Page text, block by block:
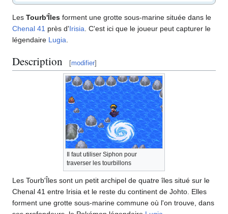
Les Tourb'Îles forment une grotte sous-marine située dans le
Chenal 41 près d'Irisia . C'est ici que le joueur peut capturer le
légendaire Lugia
Description [modifier]
Il faut utiliser Siphon pour
traverser les tourbillons
Les Tourb'Îles sont un petit archipel de quatre îles situé sur le
Chenal 41 entre Irisia et le reste du continent de Johto. Elles
forment une grotte sous-marine commune où l'on trouve, dans